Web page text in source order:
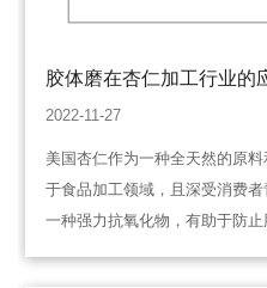
胶体磨在杏仁加工行业的
2022-11-27
美国杏仁作为一种全天然的原
于食品加工领域，且深受消费
一种强力抗氧化物，有助于防止